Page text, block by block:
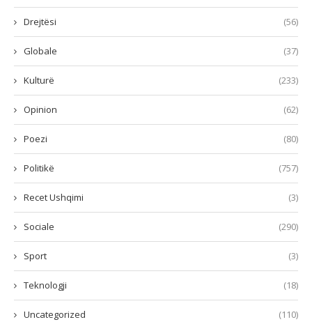
Drejtësi (56)
Globale (37)
Kulturë (233)
Opinion (62)
Poezi (80)
Politikë (757)
Recet Ushqimi (3)
Sociale (290)
Sport (3)
Teknologji (18)
Uncategorized (110)